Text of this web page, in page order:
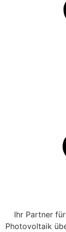
Ihr Partner
Photovoltaik